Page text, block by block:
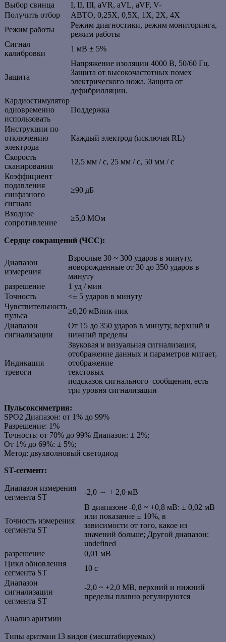
Выбор свинца
I, II, III, aVR, aVL, aVF, V-
Получить отбор
АВТО, 0,25X, 0,5X, 1X, 2X, 4X
Режим работы
Режим диагностики, режим мониторинга,
режим работы
Сигнал
калибровки
1 мВ ± 5%
Защита
Напряжение изоляции 4000 В, 50/60 Гц.
Защита от высокочастотных помех
электрического ножа. Защита от
дефибрилляции.
Кардиостимулятор
одновременно
использовать
Поддержка
Инструкции по
отключению
электрода
Каждый электрод (исключая RL)
Скорость
сканирования
12,5 мм / с, 25 мм / с, 50 ​​мм / с
Коэффициент
подавления
синфазного
сигнала
≥90 дБ
Входное
сопротивление
≥5,0 МОм
Сердце сокращений (ЧСС):
Диапазон
измерения
Взрослые 30 ~ 300 ударов в минуту,
новорожденные от 30 до 350 ударов в
минуту
разрешение
1 уд / мин
Точность
<± 5 ударов в минуту
Чувствительность
пульса
≥0,20 мВпик-пик
Диапазон
сигнализации
От 15 до 350 ударов в минуту, верхний и
нижний пределы
Индикация
тревоги
Звуковая и визуальная сигнализация,
отображение данных и параметров мигает,
отображение
текстовых
подсказок сигнального сообщения, есть
три уровня сигнализации
Пульсоксиметрия:
SPO2 Диапазон: от 1% до 99%
Разрешение: 1%
Точность: от 70% до 99% Диапазон: ± 2%;
От 1% до 69%: ± 5%;
Метод: двухволновый светодиод
ST-сегмент:
Диапазон измерения
сегмента ST
-2,0 ～ + 2,0 мВ
Точность измерения
сегмента ST
В диапазоне -0,8 ~ +0,8 мВ: ± 0,02 мВ
или показание ± 10%, в
зависимости от того, какое из
значений больше; Другой диапазон:
undefined
разрешение
0,01 мВ
Цикл обновления
сегмента ST
10 с
Диапазон
сигнализации
сегмента ST
-2,0 ~ +2,0 МВ, верхний и нижний
пределы плавно регулируются
Анализ аритмии
Типы аритмии 13 видов (масштабируемых)